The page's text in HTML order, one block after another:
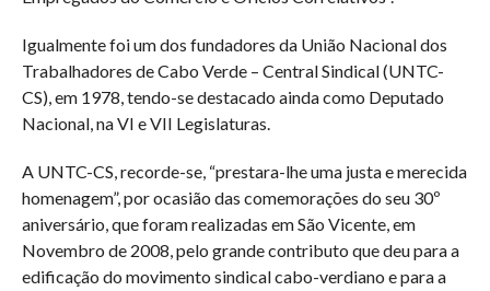
Igualmente foi um dos fundadores da União Nacional dos
Trabalhadores de Cabo Verde – Central Sindical (UNTC-
CS), em 1978, tendo-se destacado ainda como Deputado
Nacional, na VI e VII Legislaturas.
A UNTC-CS, recorde-se, “prestara-lhe uma justa e merecida
homenagem”, por ocasião das comemorações do seu 30º
aniversário, que foram realizadas em São Vicente, em
Novembro de 2008, pelo grande contributo que deu para a
edificação do movimento sindical cabo-verdiano e para a